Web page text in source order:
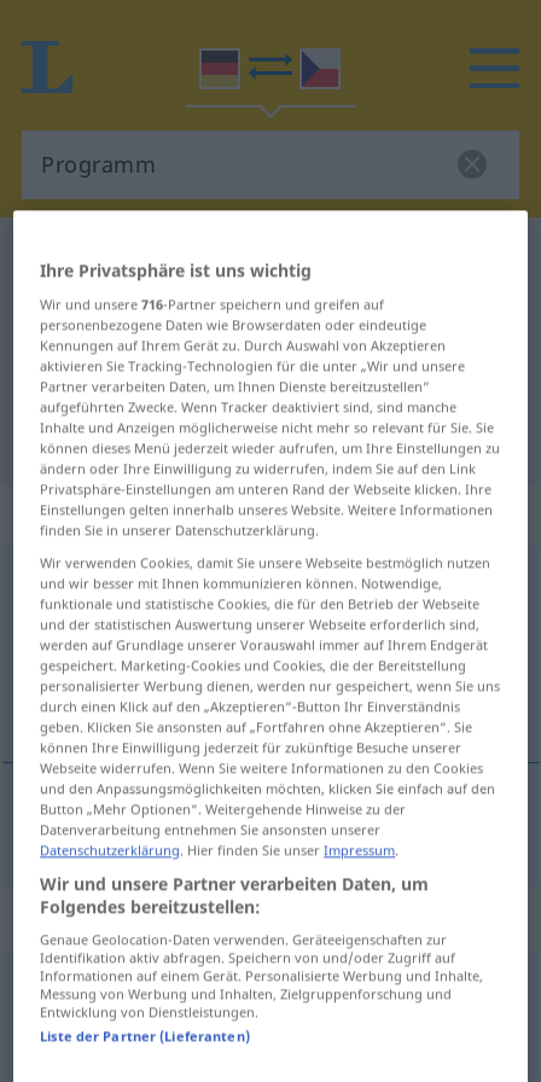
Deutsch-Tschechisch Übersetzung
für "Programm"
"Programm" Tschechisch
Übersetzung
„Programm“: Neutrum
Programmn <-s;-e>
Übersicht aller Übersetzungen
(Für mehr Details die Übersetzung anklicken/antippen)
program
programm Programm
Beispielsätze für "Programm"
ein buntes Programm FIG
pestrý programm
Ihre Privatsphäre ist uns wichtig
Wir und unsere716-Partner speichern und greifen auf
personenbezogene Daten wie Browserdaten oder eindeutige
Kennungen auf Ihrem Gerät zu. Durch Auswahl von Akzeptieren
aktivieren Sie Tracking-Technologien für die unter „Wir und unsere
Partner verarbeiten Daten, um Ihnen Dienste bereitzustellen“
aufgeführten Zwecke. Wenn Tracker deaktiviert sind, sind manche
Inhalte und Anzeigen möglicherweise nicht mehr so relevant für Sie. Sie
können dieses Menü jederzeit wieder aufrufen, um Ihre Einstellungen zu
ändern oder Ihre Einwilligung zu widerrufen, indem Sie auf den Link
Privatsphäre-Einstellungen am unteren Rand der Webseite klicken. Ihre
Einstellungen gelten innerhalb unseres Website. Weitere Informationen
finden Sie in unserer Datenschutzerklärung.
Wir verwenden Cookies, damit Sie unsere Webseite bestmöglich nutzen
und wir besser mit Ihnen kommunizieren können. Notwendige,
funktionale und statistische Cookies, die für den Betrieb der Webseite
und der statistischen Auswertung unserer Webseite erforderlich sind,
werden auf Grundlage unserer Vorauswahl immer auf Ihrem Endgerät
gespeichert. Marketing-Cookies und Cookies, die der Bereitstellung
personalisierter Werbung dienen, werden nur gespeichert, wenn Sie uns
durch einen Klick auf den „Akzeptieren“-Button Ihr Einverständnis
geben. Klicken Sie ansonsten auf „Fortfahren ohne Akzeptieren“. Sie
können Ihre Einwilligung jederzeit für zukünftige Besuche unserer
Webseite widerrufen. Wenn Sie weitere Informationen zu den Cookies
und den Anpassungsmöglichkeiten möchten, klicken Sie einfach auf den
Button „Mehr Optionen“. Weitergehende Hinweise zu der
Datenverarbeitung entnehmen Sie ansonsten unserer
Datenschutzerklärung. Hier finden Sie unserImpressum.
Wir und unsere Partner verarbeiten Daten, um
Folgendes bereitzustellen:
Genaue Geolocation-Daten verwenden. Geräteeigenschaften zur
Identifikation aktiv abfragen. Speichern von und/oder Zugriff auf
Informationen auf einem Gerät. Personalisierte Werbung und Inhalte,
Messung von Werbung und Inhalten, Zielgruppenforschung und
Entwicklung von Dienstleistungen.
Liste der Partner (Lieferanten)